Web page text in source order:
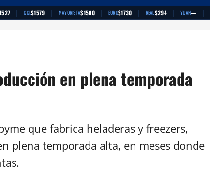
| CCL$1579 | MAYORISTA$1500 | EURO$1730 | REAL$294 | YUAN— |
en plena temporada
que fabrica heladeras y freezers,
plena temporada alta, en meses donde